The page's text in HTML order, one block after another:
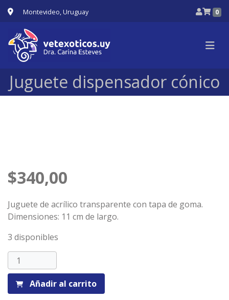
Montevideo, Uruguay 0
Juguete dispensador cónico
$340,00
Juguete de acrílico transparente con tapa de goma.
Dimensiones: 11 cm de largo.
3 disponibles
Juguete
dispensador
cónico
cantidad
Añadir al carrito